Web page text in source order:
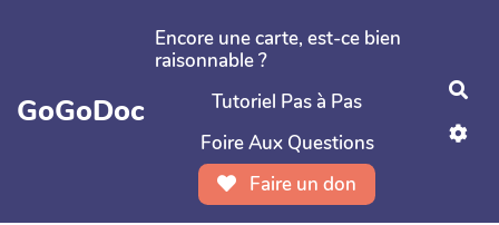
Aller au contenu principal
GoGoDoc
Encore une carte, est-ce bien
raisonnable ?
Tutoriel Pas à Pas
Foire Aux Questions
Faire un don